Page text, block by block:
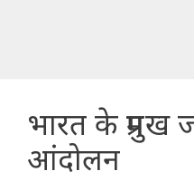
भारत के प्रमुख
आंदोलन